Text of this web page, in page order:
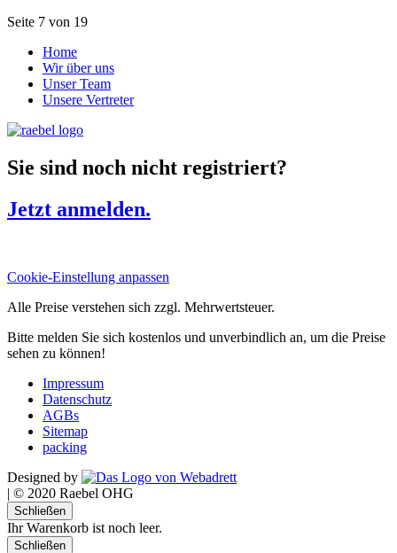
Seite 7 von 19
Home
Wir über uns
Unser Team
Unsere Vertreter
Sie sind noch nicht registriert?
Jetzt anmelden.
Cookie-Einstellung anpassen
Alle Preise verstehen sich zzgl. Mehrwertsteuer.
Bitte melden Sie sich kostenlos und unverbindlich an, um die Preise
sehen zu können!
Impressum
Datenschutz
AGBs
Sitemap
packing
Designed by
| © 2020 Raebel OHG
Schließen
Ihr Warenkorb ist noch leer.
Schließen